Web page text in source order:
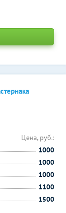
Цена, руб.:
1000
1000
1000
1100
1500